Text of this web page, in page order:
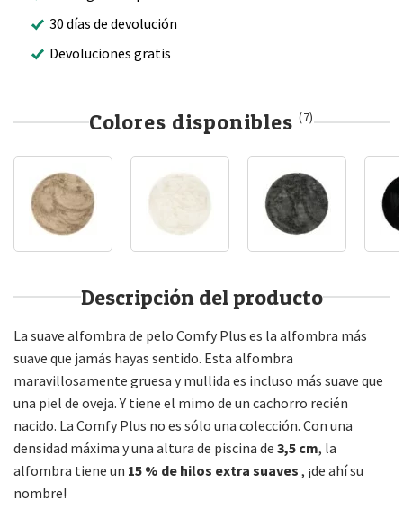
30 días de devolución
Devoluciones gratis
Colores disponibles (7)
Descripción del producto
La suave alfombra de pelo Comfy Plus es la alfombra más
suave que jamás hayas sentido. Esta alfombra
maravillosamente gruesa y mullida es incluso más suave que
una piel de oveja. Y tiene el mimo de un cachorro recién
nacido. La Comfy Plus no es sólo una colección. Con una
densidad máxima y una altura de piscina de 3,5 cm, la
alfombra tiene un 15 % de hilos extra suaves , ¡de ahí su
nombre!